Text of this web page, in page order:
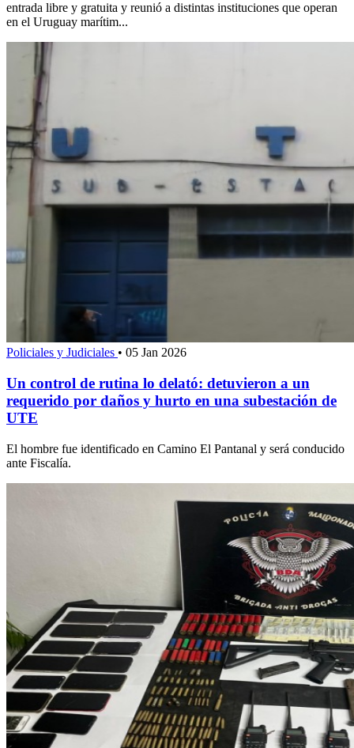
entrada libre y gratuita y reunió a distintas instituciones que operan
en el Uruguay marítim...
Policiales y Judiciales • 05 Jan 2026
Un control de rutina lo delató: detuvieron a un
requerido por daños y hurto en una subestación de
UTE
El hombre fue identificado en Camino El Pantanal y será conducido
ante Fiscalía.